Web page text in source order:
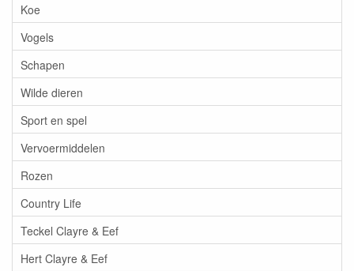
Koe
Vogels
Schapen
Wilde dieren
Sport en spel
Vervoermiddelen
Rozen
Country Life
Teckel Clayre & Eef
Hert Clayre & Eef